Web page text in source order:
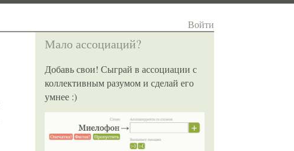
Войти
Мало ассоциаций?
Добавь свои! Сыграй в ассоциации с
коллективным разумом и сделай его
умнее :)